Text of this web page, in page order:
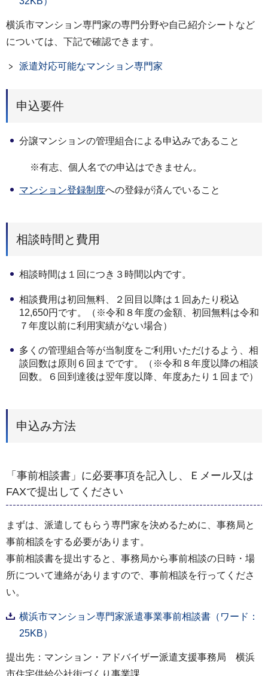
横浜市マンション専門家の専門分野や自己紹介シートなど
については、下記で確認できます。
派遣対応可能なマンション専門家
申込要件
分譲マンションの管理組合による申込みであること
※有志、個人名での申込はできません。
マンション登録制度への登録が済んでいること
相談時間と費用
相談時間は１回につき３時間以内です。
相談費用は初回無料、２回目以降は１回あたり税込
12,650円です。（※令和８年度の金額、初回無料は令和
７年度以前に利用実績がない場合）
多くの管理組合等が当制度をご利用いただけるよう、相
談回数は原則６回までです。（※令和８年度以降の相談
回数。６回到達後は翌年度以降、年度あたり１回まで）
申込み方法
「事前相談書」に必要事項を記入し、Ｅメール又は
FAXで提出してください
まずは、派遣してもらう専門家を決めるために、事務局と
事前相談をする必要があります。
事前相談書を提出すると、事務局から事前相談の日時・場
所について連絡がありますので、事前相談を行ってくださ
い。
横浜市マンション専門家派遣事業事前相談書（ワード：
25KB）
提出先：マンション・アドバイザー派遣支援事務局 横浜